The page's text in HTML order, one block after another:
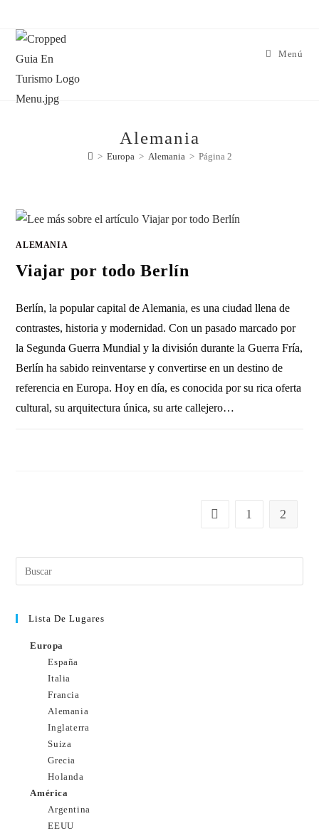
Menú
Alemania
> Europa > Alemania > Página 2
ALEMANIA
Viajar por todo Berlín
Berlín, la popular capital de Alemania, es una ciudad llena de
contrastes, historia y modernidad. Con un pasado marcado por
la Segunda Guerra Mundial y la división durante la Guerra Fría,
Berlín ha sabido reinventarse y convertirse en un destino de
referencia en Europa. Hoy en día, es conocida por su rica oferta
cultural, su arquitectura única, su arte callejero…
1 2
Lista De Lugares
Europa
España
Italia
Francia
Alemania
Inglaterra
Suiza
Grecia
Holanda
América
Argentina
EEUU